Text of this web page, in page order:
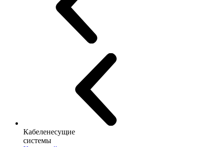
Кабеленесущие
системы